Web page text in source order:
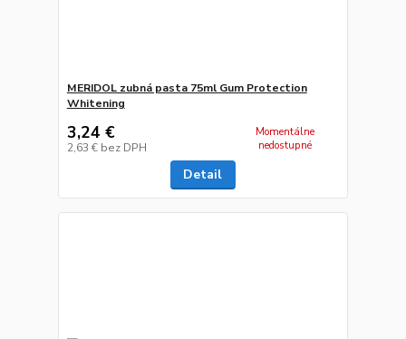
MERIDOL zubná pasta 75ml Gum Protection
Whitening
3,24 €
2,63 € bez DPH
Momentálne
nedostupné
Detail